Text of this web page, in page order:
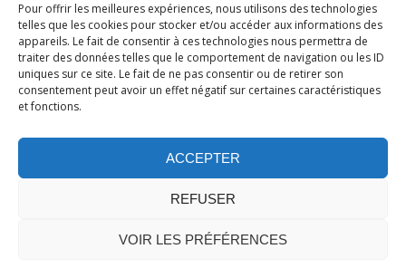
Pour offrir les meilleures expériences, nous utilisons des technologies
telles que les cookies pour stocker et/ou accéder aux informations des
appareils. Le fait de consentir à ces technologies nous permettra de
traiter des données telles que le comportement de navigation ou les ID
uniques sur ce site. Le fait de ne pas consentir ou de retirer son
consentement peut avoir un effet négatif sur certaines caractéristiques
et fonctions.
ACCEPTER
REFUSER
VOIR LES PRÉFÉRENCES
Du lundi au vendredi : 8h45-18H30
Le samedi : 8h45-12h30
Confidentialité–Mentions légales